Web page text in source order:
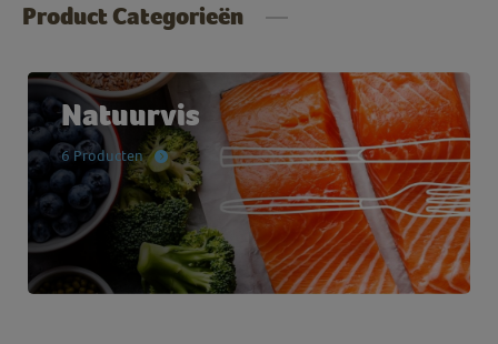
Product Categorieën
Natuurvis
6 Producten